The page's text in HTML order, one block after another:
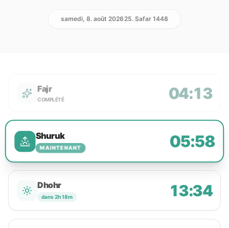
samedi, 8. août 202625. Safar 1448
Fajr
COMPLÉTÉ 04:13
Shuruk
MAINTENANT 05:58
Dhohr
dans 2h 18m 13:34